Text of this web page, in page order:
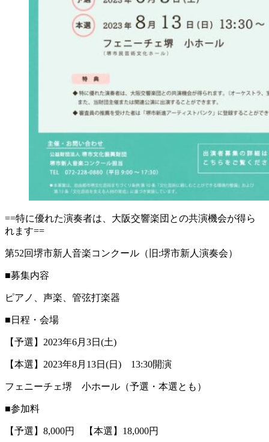
==特に優れた演奏者は、大阪交響楽団との共演機会が得ら
れます==
第52回堺市新人音楽コンクール（旧:堺市新人演奏会）
■募集内容
ピアノ、声楽、管弦打楽器
■日程・会場
【予選】2023年6月3日(土)
【本選】2023年8月13日(日) 13:30開演
フェニーチェ堺 小ホール（予選・本選とも）
■参加料
【予選】8,000円 【本選】18,000円